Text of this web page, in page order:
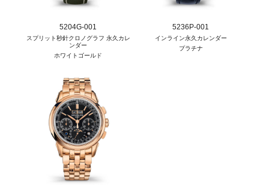
5204G-001
スプリット秒針クロノグラフ 永久カレ
ンダー
ホワイトゴールド
5236P-001
インライン永久カレンダー
プラチナ